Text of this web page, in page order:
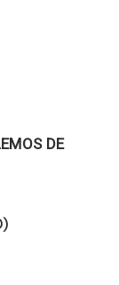
DE